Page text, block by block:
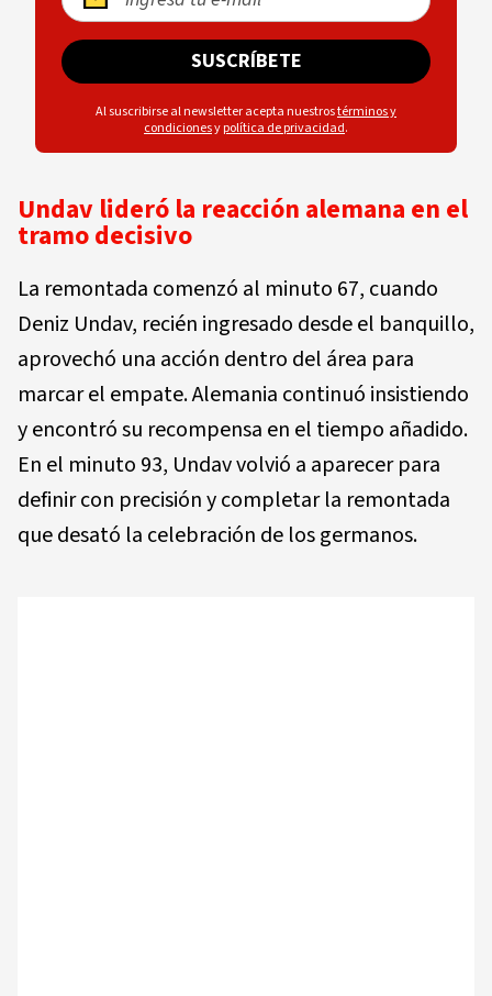
SUSCRÍBETE
Al suscribirse al newsletter acepta nuestrostérminos y
condicionesypolítica de privacidad.
Undav lideró la reacción alemana en el
tramo decisivo
La remontada comenzó al minuto 67, cuando
Deniz Undav, recién ingresado desde el banquillo,
aprovechó una acción dentro del área para
marcar el empate. Alemania continuó insistiendo
y encontró su recompensa en el tiempo añadido.
En el minuto 93, Undav volvió a aparecer para
definir con precisión y completar la remontada
que desató la celebración de los germanos.